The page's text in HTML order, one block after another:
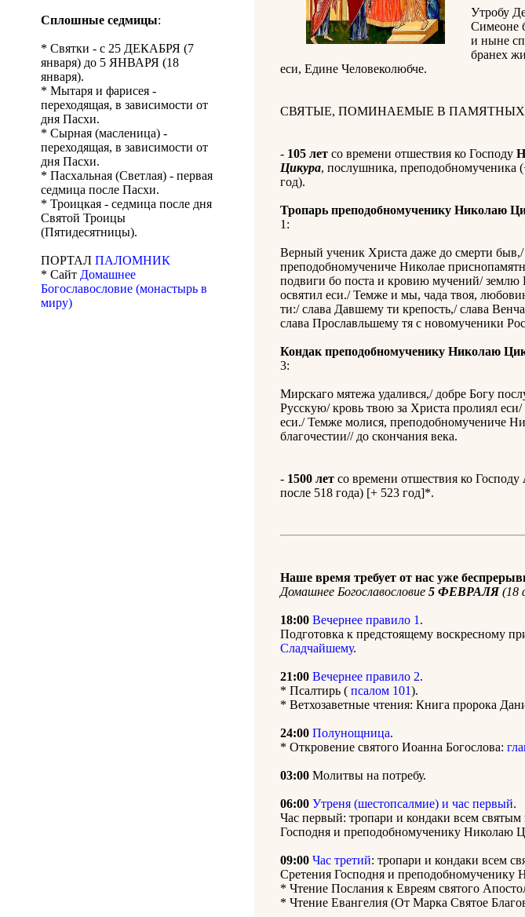
Сплошные седмицы:
* Святки - с 25 ДЕКАБРЯ (7
января) до 5 ЯНВАРЯ (18
января).
* Мытаря и фарисея -
переходящая, в зависимости от
дня Пасхи.
* Сырная (масленица) -
переходящая, в зависимости от
дня Пасхи.
* Пасхальная (Светлая) - первая
седмица после Пасхи.
* Троицкая - седмица после дня
Святой Троицы
(Пятидесятницы).
ПОРТАЛ ПАЛОМНИК
* Сайт Домашнее
Богославословие (монастырь в
миру)
Утробу
Симеоне
и ныне
бранех
еси, Едине Человеколюбче.
СВЯТЫЕ, ПОМИНАЕМЫЕ В ПАМЯТНЫХ
- 105 лет со времени отшествия ко Господу
Цикура, послушника, преподобномученика
год).
Тропарь преподобномученику Николаю
1:
Верный ученик Христа даже до смерти быв,/
преподобномучениче Николае
подвиги бо поста и кровию мучений/ землю
освятил еси./ Темже и мы, чада твоя,
ти:/ слава Давшему ти крепость,/ слава
слава Прославльшему тя с новомученики
Кондак преподобномученику Николаю
3:
Мирскаго мятежа удалився,/ добре Богу
Русскую/ кровь твою за Христа пролиял
еси./ Темже молися, преподобномучениче
благочестии// до скончания века.
- 1500 лет со времени отшествия ко Господу
после 518 года) [+ 523 год]*.
Наше время требует от нас уже
Домашнее Богославословие 5 ФЕВРАЛЯ(18
18:00 Вечернее правило 1.
Подготовка к предстоящему воскресному
Сладчайшему.
21:00 Вечернее правило 2.
* Псалтирь ( псалом 101).
* Ветхозаветные чтения: Книга пророка
24:00 Полунощница.
* Откровение святого Иоанна Богослова:
03:00 Молитвы на потребу.
06:00 Утреня (шестопсалмие) и час первый.
Час первый: тропари и кондаки всем
Господня и преподобномученику Николаю
09:00 Час третий: тропари и кондаки всем
Сретения Господня и
* Чтение Послания к Евреям святого
* Чтение Евангелия (От Марка Святое